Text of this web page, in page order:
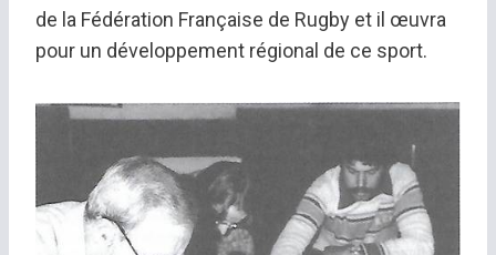
de la Fédération Française de Rugby et il œuvra
pour un développement régional de ce sport.